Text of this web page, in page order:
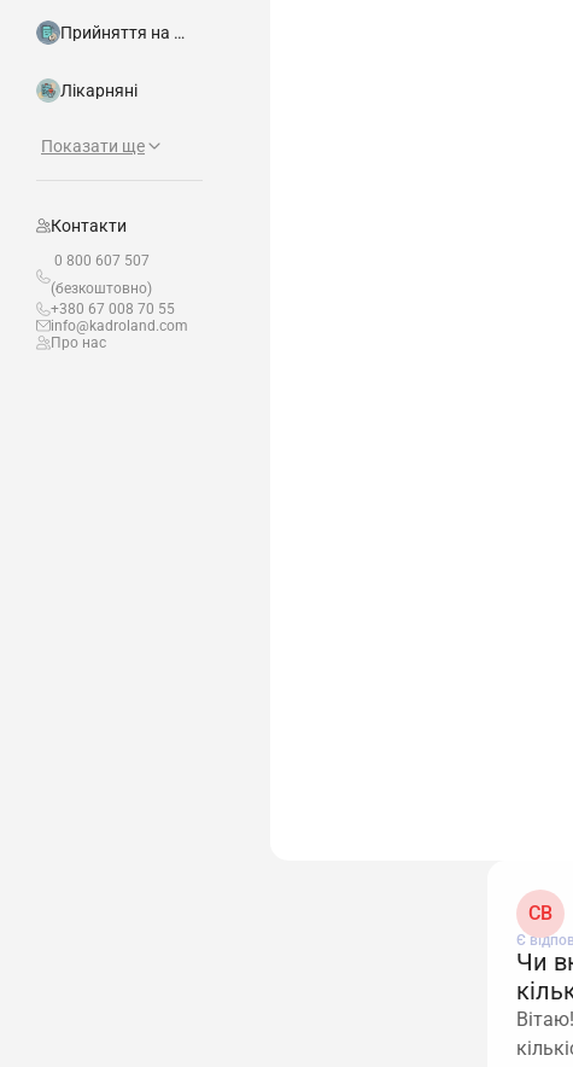
Прийняття на роботу
Лікарняні
Показати ще
Контакти
0 800 607 507
(безкоштовно)
+380 67 008 70 55
info@kadroland.com
Про нас
СВ
Є
Чи